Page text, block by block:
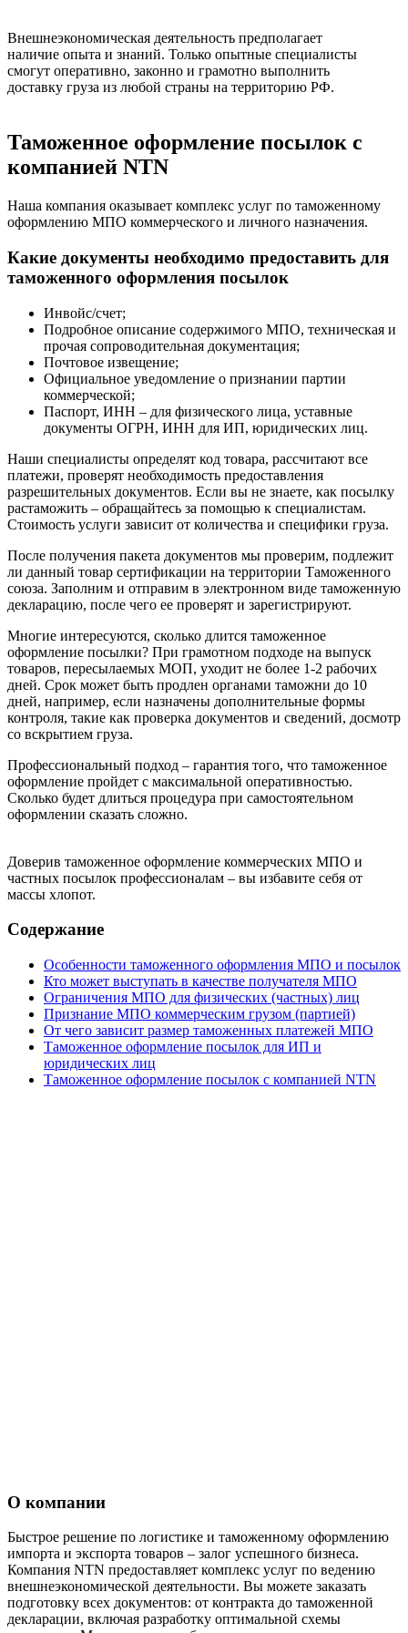
Внешнеэкономическая деятельность предполагает
наличие опыта и знаний. Только опытные специалисты
смогут оперативно, законно и грамотно выполнить
доставку груза из любой страны на территорию РФ.
Таможенное оформление посылок с
компанией NTN
Наша компания оказывает комплекс услуг по таможенному
оформлению МПО коммерческого и личного назначения.
Какие документы необходимо предоставить для
таможенного оформления посылок
Инвойс/счет;
Подробное описание содержимого МПО, техническая и
прочая сопроводительная документация;
Почтовое извещение;
Официальное уведомление о признании партии
коммерческой;
Паспорт, ИНН – для физического лица, уставные
документы ОГРН, ИНН для ИП, юридических лиц.
Наши специалисты определят код товара, рассчитают все
платежи, проверят необходимость предоставления
разрешительных документов. Если вы не знаете, как посылку
растаможить – обращайтесь за помощью к специалистам.
Стоимость услуги зависит от количества и специфики груза.
После получения пакета документов мы проверим, подлежит
ли данный товар сертификации на территории Таможенного
союза. Заполним и отправим в электронном виде таможенную
декларацию, после чего ее проверят и зарегистрируют.
Многие интересуются, сколько длится таможенное
оформление посылки? При грамотном подходе на выпуск
товаров, пересылаемых МОП, уходит не более 1-2 рабочих
дней. Срок может быть продлен органами таможни до 10
дней, например, если назначены дополнительные формы
контроля, такие как проверка документов и сведений, досмотр
со вскрытием груза.
Профессиональный подход – гарантия того, что таможенное
оформление пройдет с максимальной оперативностью.
Сколько будет длиться процедура при самостоятельном
оформлении сказать сложно.
Доверив таможенное оформление коммерческих МПО и
частных посылок профессионалам – вы избавите себя от
массы хлопот.
Содержание
Особенности таможенного оформления МПО и посылок
Кто может выступать в качестве получателя МПО
Ограничения МПО для физических (частных) лиц
Признание МПО коммерческим грузом (партией)
От чего зависит размер таможенных платежей МПО
Таможенное оформление посылок для ИП и
юридических лиц
Таможенное оформление посылок с компанией NTN
О компании
Быстрое решение по логистике и таможенному оформлению
импорта и экспорта товаров – залог успешного бизнеса.
Компания NTN предоставляет комплекс услуг по ведению
внешнеэкономической деятельности. Вы можете заказать
подготовку всех документов: от контракта до таможенной
декларации, включая разработку оптимальной схемы